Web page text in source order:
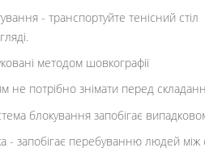
- транспортуйте тенісний
методом шовкографії
не потрібно знімати перед
блокування запобігає
- запобігає перебуванню людей